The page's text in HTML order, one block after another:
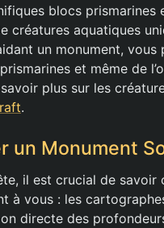
blocs prismarines
créatures aquatiques
un monument,
et même de
plus sur les
.
un Monument
il est crucial de savoir
à vous : les
directe des